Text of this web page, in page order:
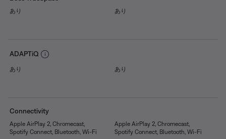
あり
ADAPTiQ
あり
Connectivity
Apple AirPlay 2, Chromecast,
Spotify Connect, Bluetooth, Wi-Fi
あり
あり
Apple AirPlay 2, Chromecast,
Spotify Connect, Bluetooth, Wi-Fi